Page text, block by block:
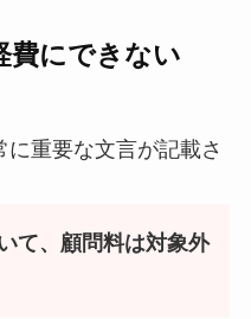
費にできない
重要な文言が記載さ
て、顧問料は対象外